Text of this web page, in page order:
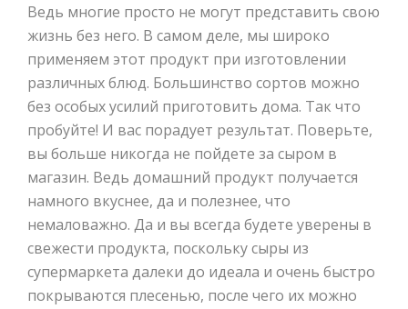
Ведь многие просто не могут представить свою
жизнь без него. В самом деле, мы широко
применяем этот продукт при изготовлении
различных блюд. Большинство сортов можно
без особых усилий приготовить дома. Так что
пробуйте! И вас порадует результат. Поверьте,
вы больше никогда не пойдете за сыром в
магазин. Ведь домашний продукт получается
намного вкуснее, да и полезнее, что
немаловажно. Да и вы всегда будете уверены в
свежести продукта, поскольку сыры из
супермаркета далеки до идеала и очень быстро
покрываются плесенью, после чего их можно